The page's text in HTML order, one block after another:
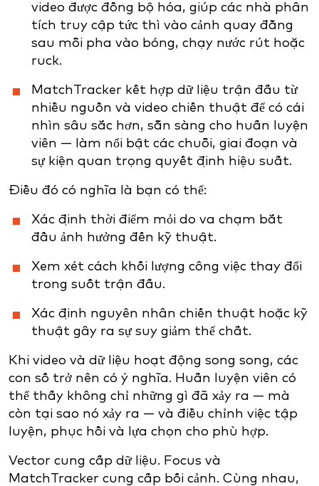
video được đồng bộ hóa, giúp các nhà phân
tích truy cập tức thì vào cảnh quay đằng
sau mỗi pha vào bóng, chạy nước rút hoặc
ruck.
MatchTracker kết hợp dữ liệu trận đấu từ
nhiều nguồn và video chiến thuật để có cái
nhìn sâu sắc hơn, sẵn sàng cho huấn luyện
viên — làm nổi bật các chuỗi, giai đoạn và
sự kiện quan trọng quyết định hiệu suất.
Điều đó có nghĩa là bạn có thể:
Xác định thời điểm mỏi do va chạm bắt
đầu ảnh hưởng đến kỹ thuật.
Xem xét cách khối lượng công việc thay đổi
trong suốt trận đấu.
Xác định nguyên nhân chiến thuật hoặc kỹ
thuật gây ra sự suy giảm thể chất.
Khi video và dữ liệu hoạt động song song, các
con số trở nên có ý nghĩa. Huấn luyện viên có
thể thấy không chỉ những gì đã xảy ra — mà
còn tại sao nó xảy ra — và điều chỉnh việc tập
luyện, phục hồi và lựa chọn cho phù hợp.
Vector cung cấp dữ liệu. Focus và
MatchTracker cung cấp bối cảnh. Cùng nhau,